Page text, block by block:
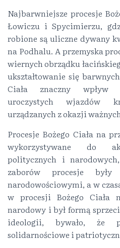
Najbarwniejsze procesje
Łowiczu i Spycimierzu,
robione są uliczne dywany
na Podhalu. A przemyska
wiernych obrządku
ukształtowanie się
Ciała znaczny wpływ
uroczystych wjazdów
urządzanych z okazji
Procesje Bożego Ciała na
wykorzystywane do
politycznych i
zaborów procesje były
narodowościowymi, a w
w procesji Bożego Ciała
narodowy i był formą
ideologii, bywało, że
solidarnościowe i